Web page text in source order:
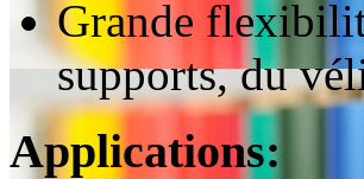
Grande
supports, du
Applications: